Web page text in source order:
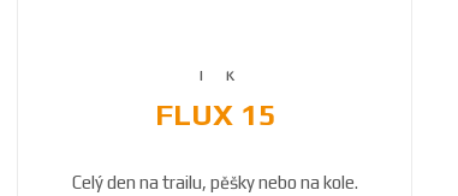
FLUX 15
Celý den na trailu, pěšky nebo na kole.